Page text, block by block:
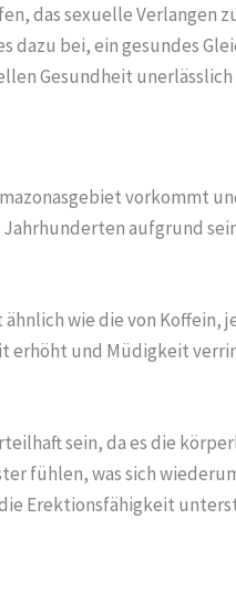
das sexuelle
dazu bei, ein gesundes
Gesundheit unerlässlich
vorkommt
aufgrund
ähnlich wie die von
erhöht und Müdigkeit
sein, da es die
fühlen, was sich
Erektionsfähigkeit